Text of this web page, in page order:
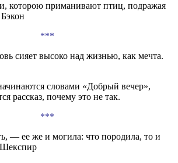
которою приманивают птиц, подражая
***
сияет высоко над жизнью, как мечта.
словами «Добрый вечер»,
рассказ, почему это не так.
***
— ее же и могила: что породила, то и
Шекспир